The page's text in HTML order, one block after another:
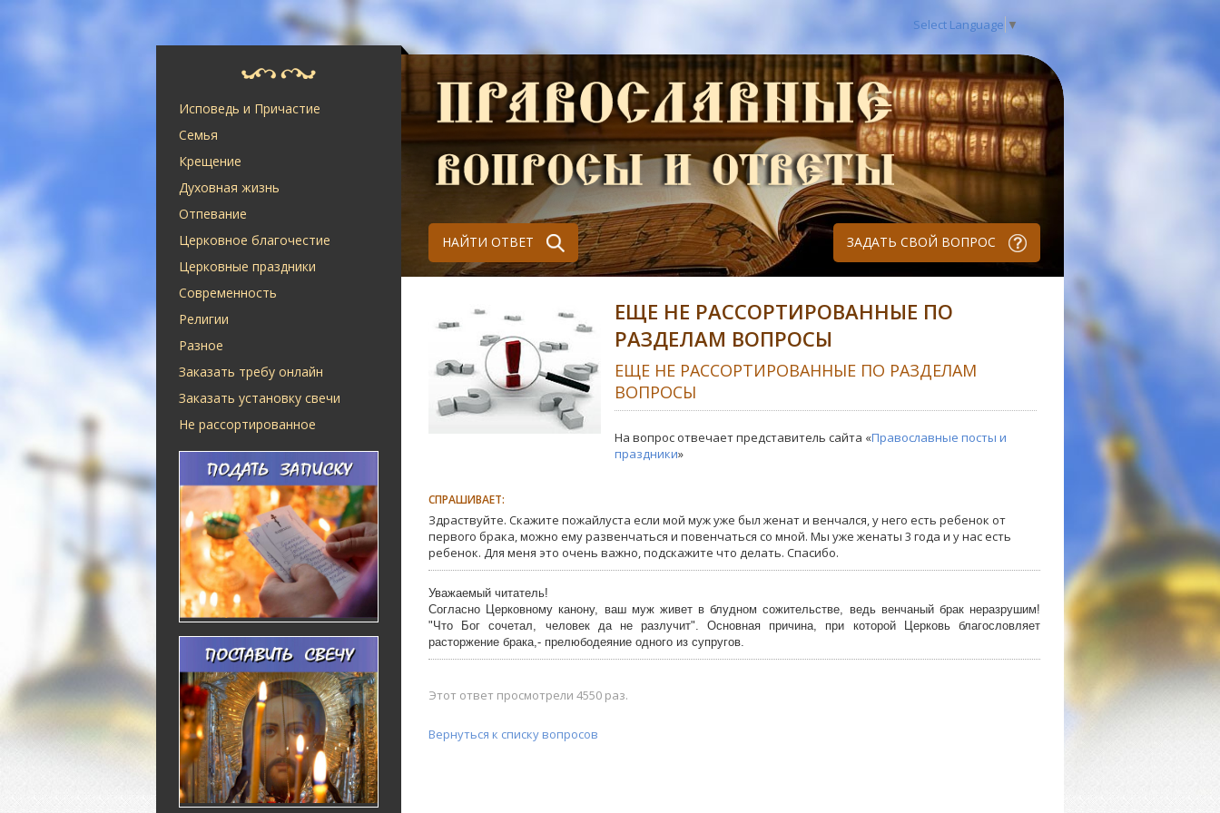
Select Language ▼
Исповедь и Причастие
Семья
Крещение
Духовная жизнь
Отпевание
Церковное благочестие
Церковные праздники
Современность
Религии
Разное
Заказать требу онлайн
Заказать установку свечи
Не рассортированное
НАЙТИ ОТВЕТ ЗАДАТЬ СВОЙ ВОПРОС
ЕЩЕ НЕ РАССОРТИРОВАННЫЕ ПО
РАЗДЕЛАМ ВОПРОСЫ
ЕЩЕ НЕ РАССОРТИРОВАННЫЕ ПО РАЗДЕЛАМ
ВОПРОСЫ
На вопрос отвечает представитель сайта «Православные посты и
праздники»
СПРАШИВАЕТ:
Здраствуйте. Скажите пожайлуста если мой муж уже был женат и венчался, у него есть ребенок от
первого брака, можно ему развенчаться и повенчаться со мной. Мы уже женаты 3 года и у нас есть
ребенок. Для меня это очень важно, подскажите что делать. Спасибо.
Уважаемый читатель!
Согласно Церковному канону, ваш муж живет в блудном сожительстве, ведь венчаный брак неразрушим!
"Что Бог сочетал, человек да не разлучит". Основная причина, при которой Церковь благословляет
расторжение брака,- прелюбодеяние одного из супругов.
Этот ответ просмотрели 4550 раз.
Вернуться к списку вопросов